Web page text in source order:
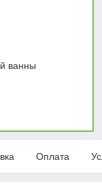
ванны
Оплата